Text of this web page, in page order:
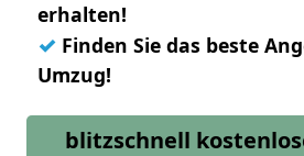
erhalten!
✓ Finden Sie das beste
Umzug!
blitzschnell